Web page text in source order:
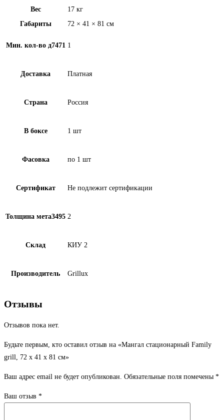
Вес
17 кг
Габариты
72 × 41 × 81 см
Мин. кол-во д7471 1
Доставка Платная
Страна Россия
В боксе 1 шт
Фасовка по 1 шт
Сертификат Не подлежит сертификации
Толщина мета3495 2
Склад КИУ 2
Производитель Grillux
Отзывы
Отзывов пока нет.
Будьте первым, кто оставил отзыв на «Мангал стационарный Family
grill, 72 х 41 х 81 см»
Ваш адрес email не будет опубликован. Обязательные поля помечены *
Ваш отзыв *